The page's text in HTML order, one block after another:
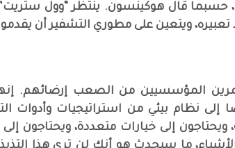
قال هوكينسون. ينتظر “وول ستريت”
تعبيره، ويتعين على مطوري التشفير أن
المؤسسيين من الصعب إرضائهم.
إلى نظام بيئي من استراتيجيات وأدوات
ويحتاجون إلى خيارات متعددة، ويحتاجون